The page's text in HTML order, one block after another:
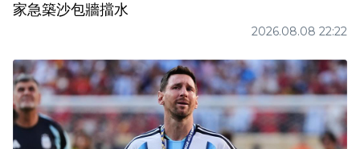
家急築沙包牆擋水
2026.08.08 22:22